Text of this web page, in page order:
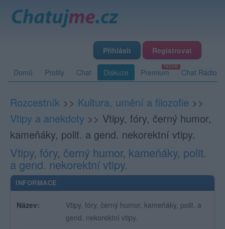
Přihlásit Registrovat
Domů Profily Chat Diskuze Premium Chat Rádio
Rozcestník >> Kultura, umění a filozofie >>
Vtipy a anekdoty >> Vtipy, fóry, černý humor,
kameňáky, polit. a gend. nekorektní vtipy.
Vtipy, fóry, černý humor, kameňáky, polit.
a gend. nekorektní vtipy.
INFORMACE
Název:
Vtipy, fóry, černý humor, kameňáky, polit. a
gend. nekorektní vtipy.